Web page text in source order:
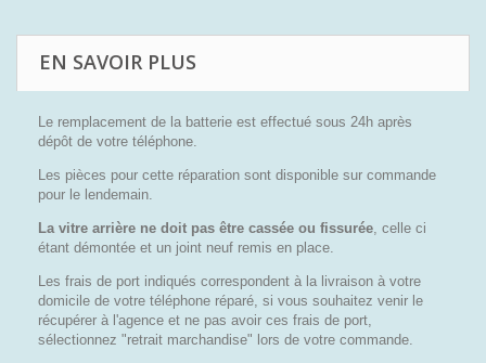
EN SAVOIR PLUS
Le remplacement de la batterie est effectué sous 24h après
dépôt de votre téléphone.
Les pièces pour cette réparation sont disponible sur commande
pour le lendemain.
La vitre arrière ne doit pas être cassée ou fissurée , celle ci
étant démontée et un joint neuf remis en place.
Les frais de port indiqués correspondent à la livraison à votre
domicile de votre téléphone réparé, si vous souhaitez venir le
récupérer à l'agence et ne pas avoir ces frais de port,
sélectionnez "retrait marchandise" lors de votre commande.